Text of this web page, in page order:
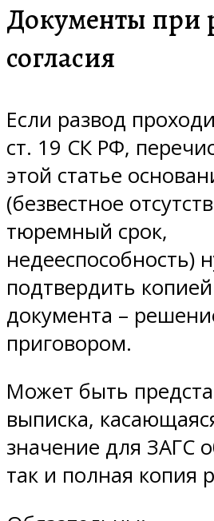
Документы при
согласия
Если развод
ст. 19 СК РФ,
этой статье
(безвестное
тюремный срок,
недееспособность)
подтвердить
документа –
приговором.
Может быть
выписка,
значение для ЗАГС
так и полная копия